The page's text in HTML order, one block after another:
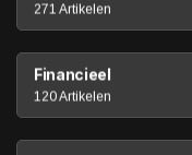
271 Artikelen
Financieel
120 Artikelen